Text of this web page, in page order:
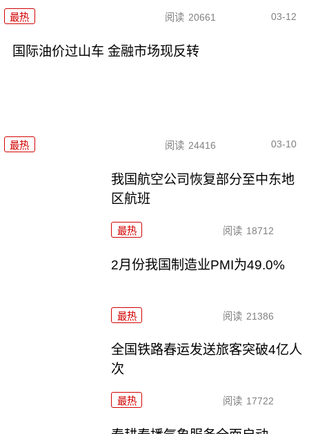
最热 阅读 20661 03-12
国际油价过山车 金融市场现反转
最热 阅读 24416 03-10
我国航空公司恢复部分至中东地
区航班
最热 阅读 18712
2月份我国制造业PMI为49.0%
最热 阅读 21386
全国铁路春运发送旅客突破4亿人
次
最热 阅读 17722